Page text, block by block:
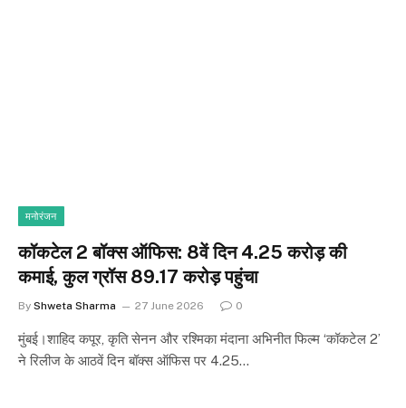
मनोरंजन
कॉकटेल 2 बॉक्स ऑफिस: 8वें दिन 4.25 करोड़ की
कमाई, कुल ग्रॉस 89.17 करोड़ पहुंचा
By Shweta Sharma 27 June 2026 0
मुंबई।शाहिद कपूर, कृति सेनन और रश्मिका मंदाना अभिनीत फिल्म ‘कॉकटेल 2’
ने रिलीज के आठवें दिन बॉक्स ऑफिस पर 4.25…